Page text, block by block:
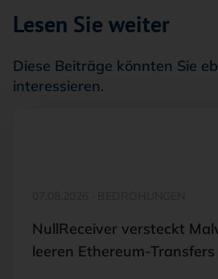
Lesen Sie weiter
Diese Beiträge könnten Sie
interessieren.
NullReceiver versteckt
leeren Ethereum-Transfers